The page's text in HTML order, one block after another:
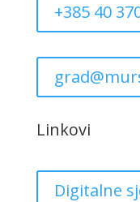
+385 40
Linkovi
Digitalne